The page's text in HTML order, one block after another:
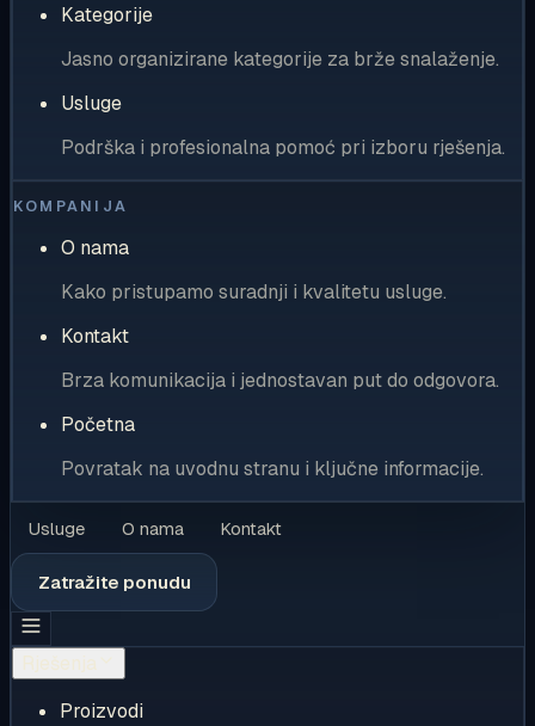
Kategorije
Jasno organizirane kategorije za brže snalaženje.
Usluge
Podrška i profesionalna pomoć pri izboru rješenja.
KOMPANIJA
O nama
Kako pristupamo suradnji i kvalitetu usluge.
Kontakt
Brza komunikacija i jednostavan put do odgovora.
Početna
Povratak na uvodnu stranu i ključne informacije.
Usluge O nama Kontakt
Zatražite ponudu
Proizvodi